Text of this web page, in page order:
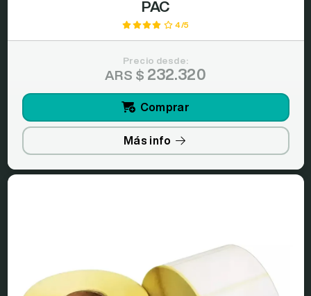
PAC
4/5
Precio desde:
ARS $ 232.320
Comprar
Más info